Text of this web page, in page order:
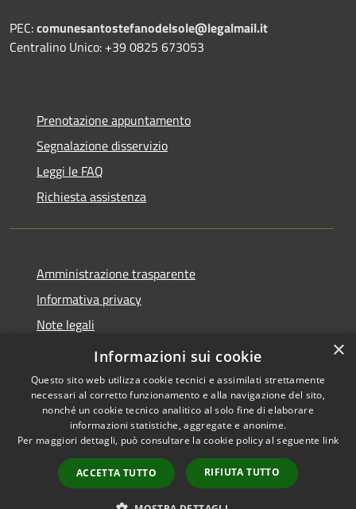
PEC:comunesantostefanodelsole@legalmail.it
Centralino Unico: +39 0825 673053
Prenotazione appuntamento
Segnalazione disservizio
Leggi le FAQ
Richiesta assistenza
Amministrazione trasparente
Informativa privacy
Note legali
Dichiarazione di accessibilità
Accessibilità
Copyright © 2026 • Comune di
Santo Stefano del Sole •
Powered byMunicipium
Accesso redazione
×
Informazioni sui cookie
Questo sito web utilizza cookie tecnici e assimilati strettamente
necessari al corretto funzionamento e alla navigazione del sito,
nonché un cookie tecnico analitico al solo fine di elaborare
informazioni statistiche, aggregate e anonime.
Per maggiori dettagli, può consultare la cookie policy al seguente link
ACCETTA TUTTO RIFIUTA TUTTO